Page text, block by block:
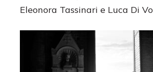
Eleonora Tassinari e Luca Di